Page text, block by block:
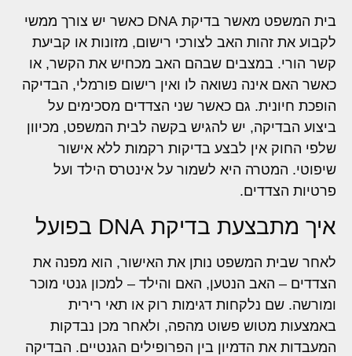
בית המשפט מאשר בדיקת DNA כאשר יש צורך ממשי
לקבוע את זהות האב לצורכי רישום, מזונות או קביעת
קשר הורי. במצבים שבהם האב מכחיש את הקשר, או
כאשר האם אינה נשואה לו ואין רישום פורמלי, הבדיקה
הופכת חיונית. גם כאשר שני הצדדים מסכימים על
ביצוע הבדיקה, יש להגיש בקשה לבית המשפט, מכיוון
שלפי החוק אין לבצע בדיקות רקמות ללא אישור
שיפוטי. המטרה היא לשמור על אינטרס הילד ועל
פרטיות הצדדים.
איך מתבצעת בדיקת DNA בפועל
לאחר שבית המשפט נותן את האישור, הוא מפנה את
הצדדים – האב הנטען, האם והילד – למכון גנטי מוכר
ומורשה. שם נלקחות דגימות רוק או תאי רירית
באמצעות מטוש פשוט מהפה, ולאחר מכן נבדקות
המעבדות את הדמיון בין הפרופילים הגנטיים. הבדיקה